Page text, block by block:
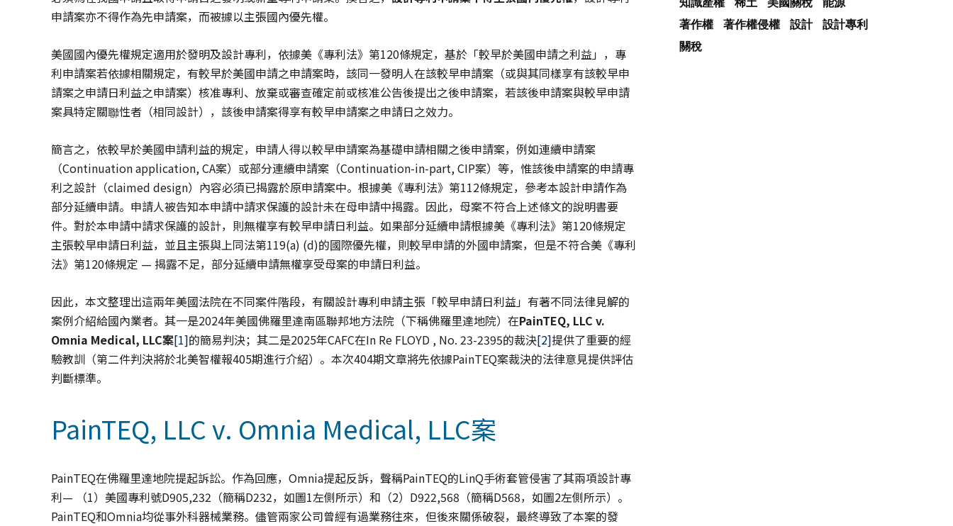
申請案亦不得作為先申請案，而被據以主張國內優先權。
美國國內優先權規定適用於發明及設計專利，依據美《專利法》第120條規定，基於「較早於美國申請之利益」，專
利申請案若依據相關規定，有較早於美國申請之申請案時，該同一發明人在該較早申請案（或與其同樣享有該較早申
請案之申請日利益之申請案）核准專利、放棄或審查確定前或核准公告後提出之後申請案，若該後申請案與較早申請
案具特定關聯性者（相同設計），該後申請案得享有較早申請案之申請日之效力。
簡言之，依較早於美國申請利益的規定，申請人得以較早申請案為基礎申請相關之後申請案，例如連續申請案
（Continuation application, CA案）或部分連續申請案（Continuation-in-part, CIP案）等，惟該後申請案的申請專
利之設計（claimed design）內容必須已揭露於原申請案中。根據美《專利法》第112條規定，參考本設計申請作為
部分延續申請。申請人被告知本申請中請求保護的設計未在母申請中揭露。因此，母案不符合上述條文的說明書要
件。對於本申請中請求保護的設計，則無權享有較早申請日利益。如果部分延續申請根據美《專利法》第120條規定
主張較早申請日利益，並且主張與上同法第119(a) (d)的國際優先權，則較早申請的外國申請案，但是不符合美《專利
法》第120條規定 — 揭露不足，部分延續申請無權享受母案的申請日利益。
因此，本文整理出這兩年美國法院在不同案件階段，有關設計專利申請主張「較早申請日利益」有著不同法律見解的
案例介紹給國內業者。其一是2024年美國佛羅里達南區聯邦地方法院（下稱佛羅里達地院）在PainTEQ, LLC v.
Omnia Medical, LLC案[1]的簡易判決；其二是2025年CAFC在In Re FLOYD , No. 23-2395的裁決[2]提供了重要的經
驗教訓（第二件判決將於北美智權報405期進行介紹）。本次404期文章將先依據PainTEQ案裁決的法律意見提供評估
判斷標準。
PainTEQ, LLC v. Omnia Medical, LLC案
PainTEQ在佛羅里達地院提起訴訟。作為回應，Omnia提起反訴，聲稱PainTEQ的LinQ手術套管侵害了其兩項設計專
利— （1）美國專利號D905,232（簡稱D232，如圖1左側所示）和（2）D922,568（簡稱D568，如圖2左側所示）。
PainTEQ和Omnia均從事外科器械業務。儘管兩家公司曾經有過業務往來，但後來關係破裂，最終導致了本案的發
著作權
著作權侵權 設計
設計專利
關稅